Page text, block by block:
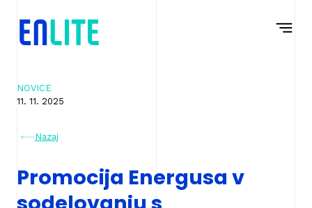
NOVICE
11. 11. 2025
Nazaj
Promocija Energusa v